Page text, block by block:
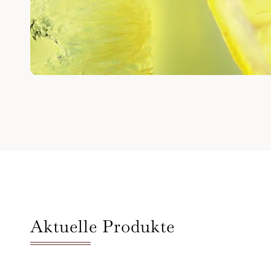
Aktuelle Produkte